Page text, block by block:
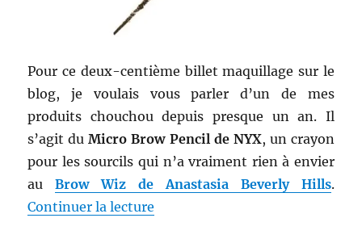
Pour ce deux-centième billet maquillage sur le
blog, je voulais vous parler d’un de mes
produits chouchou depuis presque un an. Il
s’agit duMicro Brow Pencil de NYX, un crayon
pour les sourcils qui n’a vraiment rien à envier
auBrow Wiz de Anastasia Beverly Hills.
Continuer la lecture